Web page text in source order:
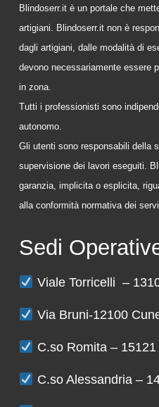
Blindoserr.it è un portale che
artigiani. Blindoserr.it non è
dagli artigiani, dalle modalità di
devono necessariamente essere
in zona.
Tutti i professionisti sono
autonomo.
Gli utenti sono responsabili della
supervisione dei lavori eseguiti.
garanzia, implicita o esplicita,
alla conformità normativa dei
Sedi
Viale Torricelli –
Via Bruni-12100
C.so Romita –
C.so Alessandria –